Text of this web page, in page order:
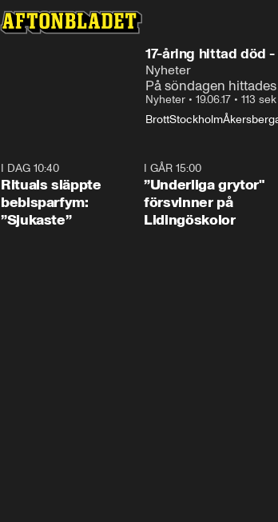
17-åring hittad död
Nyheter
På söndagen
Nyheter • 19.06.17 • 113 sek
BrottStockholm
I DAG 10:40
Rituals släppte
bebisparfym:
”Sjukaste”
I GÅR 15:00
”Underliga grytor"
försvinner på
Lidingöskolor